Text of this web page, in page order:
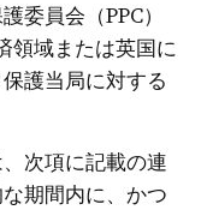
委員会（PPC）
領域または英国に
護当局に対する
次項に記載の連
期間内に、かつ